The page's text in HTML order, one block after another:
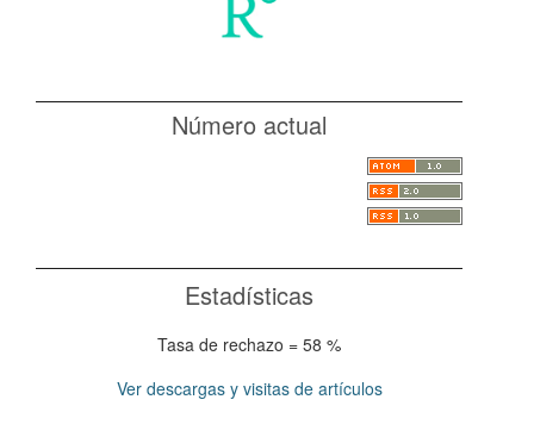
Número actual
Estadísticas
Tasa de rechazo = 58 %
Ver descargas y visitas de artículos